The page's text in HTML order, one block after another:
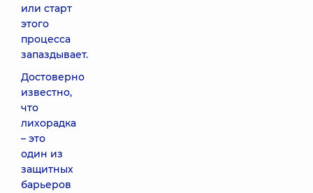
или старт
этого
процесса
запаздывает.
Достоверно
известно,
что
лихорадка
– это
один из
защитных
барьеров